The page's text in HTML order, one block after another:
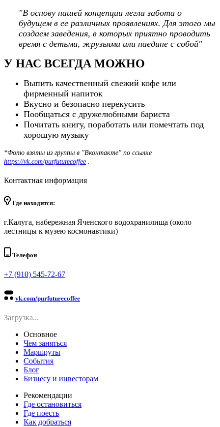
"В основу нашей концепции легла забота о
будущем в ее различных проявлениях. Для этого мы
создаем заведения, в которых приятно проводить
время с детьми, жрузьями или наедине с собой"
У НАС ВСЕГДА МОЖНО
Выпить качественный свежий кофе или
фирменный напиток
Вкусно и безопасно перекусить
Пообщаться с дружелюбными бариста
Почитать книгу, поработать или помечтать под
хорошую музыку
*Фото взяты из группы в "Вконтакте" по ссылке
https://vk.com/purfuturecoffee
Контактная информация
Где находится:
г.Калуга, набережная Яченского водохранилища (около
лестницы к музею космонавтики)
Телефон
+7 (910) 545-72-67
vk.com/purfuturecoffee
Загрузка...
Основное
Чем заняться
Маршруты
События
Блог
Бизнесу и инвесторам
Рекомендации
Где остановиться
Где поесть
Как добраться